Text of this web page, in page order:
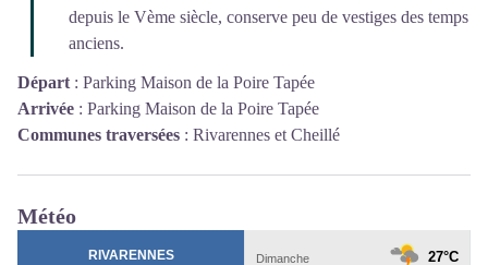
depuis le Vème siècle, conserve peu de vestiges des temps
anciens.
Départ : Parking Maison de la Poire Tapée
Arrivée : Parking Maison de la Poire Tapée
Communes traversées : Rivarennes et Cheillé
Météo